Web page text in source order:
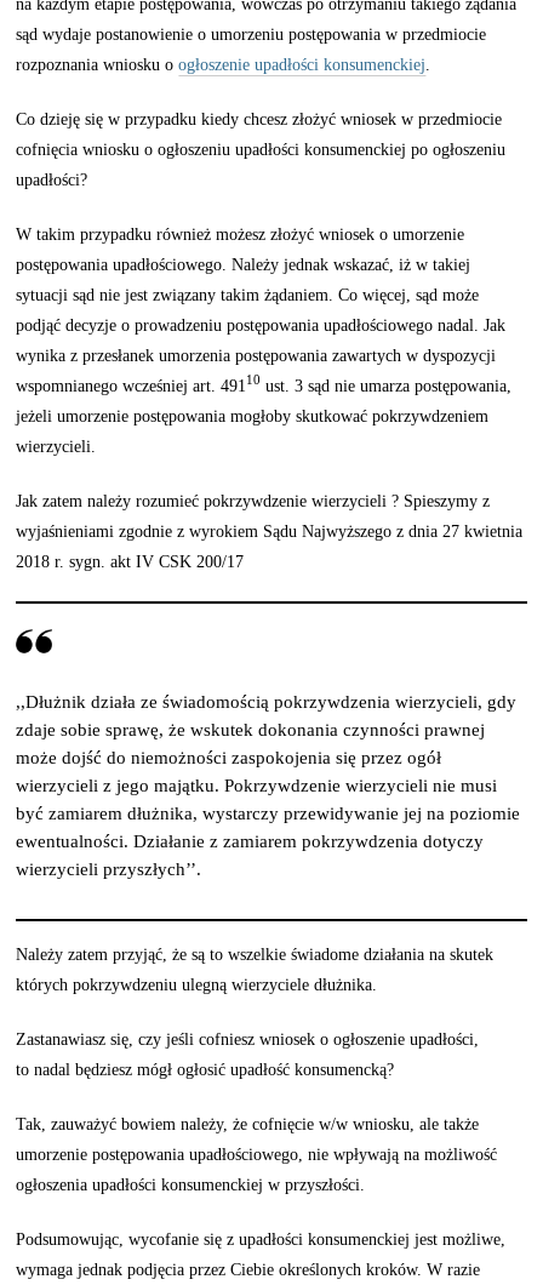
na każdym etapie postępowania, wówczas po otrzymaniu takiego żądania
sąd wydaje postanowienie o umorzeniu postępowania w przedmiocie
rozpoznania wniosku oogłoszenie upadłości konsumenckiej
Co dzieję się w przypadku kiedy chcesz złożyć wniosek w przedmiocie
cofnięcia wniosku o ogłoszeniu upadłości konsumenckiej po ogłoszeniu
upadłości?
W takim przypadku również możesz złożyć wniosek o umorzenie
postępowania upadłościowego. Należy jednak wskazać, iż w takiej
sytuacji sąd nie jest związany takim żądaniem. Co więcej, sąd może
podjąć decyzje o prowadzeniu postępowania upadłościowego nadal. Jak
wynika z przesłanek umorzenia postępowania zawartych w dyspozycji
wspomnianego wcześniej art. 491 10 ust. 3 sąd nie umarza postępowania,
jeżeli umorzenie postępowania mogłoby skutkować pokrzywdzeniem
wierzycieli.
Jak zatem należy rozumieć pokrzywdzenie wierzycieli ? Spieszymy z
wyjaśnieniami zgodnie z wyrokiem Sądu Najwyższego z dnia 27 kwietnia
2018 r. sygn. akt IV CSK 200/17
,,Dłużnik działa ze świadomością pokrzywdzenia wierzycieli, gdy
zdaje sobie sprawę, że wskutek dokonania czynności prawnej
może dojść do niemożności zaspokojenia się przez ogół
wierzycieli z jego majątku. Pokrzywdzenie wierzycieli nie musi
być zamiarem dłużnika, wystarczy przewidywanie jej na poziomie
ewentualności. Działanie z zamiarem pokrzywdzenia dotyczy
wierzycieli przyszłych’’.
Należy zatem przyjąć, że są to wszelkie świadome działania na skutek
których pokrzywdzeniu ulegną wierzyciele dłużnika.
Zastanawiasz się, czy jeśli cofniesz wniosek o ogłoszenie upadłości,
to nadal będziesz mógł ogłosić upadłość konsumencką?
Tak, zauważyć bowiem należy, że cofnięcie w/w wniosku, ale także
umorzenie postępowania upadłościowego, nie wpływają na możliwość
ogłoszenia upadłości konsumenckiej w przyszłości.
Podsumowując, wycofanie się z upadłości konsumenckiej jest możliwe,
wymaga jednak podjęcia przez Ciebie określonych kroków. W razie